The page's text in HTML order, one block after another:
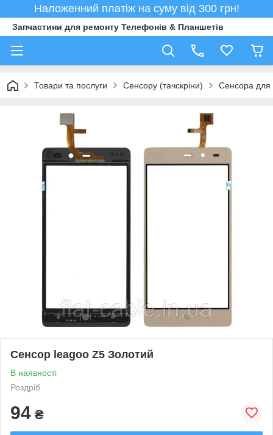
Наложенний платіж на суму від 300 грн!
Запчастини для ремонту Телефонів & Планшетів
Товари та послуги Сенсору (тачскріни) Сенсора для
Сенсор leagoo Z5 Золотий
В наявності
Роздріб
94 ₴